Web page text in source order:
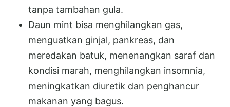
tanpa tambahan gula.
Daun mint bisa menghilangkan gas,
menguatkan ginjal, pankreas, dan
meredakan batuk, menenangkan saraf dan
kondisi marah, menghilangkan insomnia,
meningkatkan diuretik dan penghancur
makanan yang bagus.